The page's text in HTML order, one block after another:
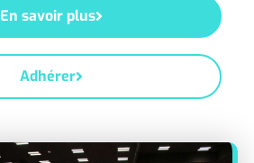
En savoir plus
Adhérer